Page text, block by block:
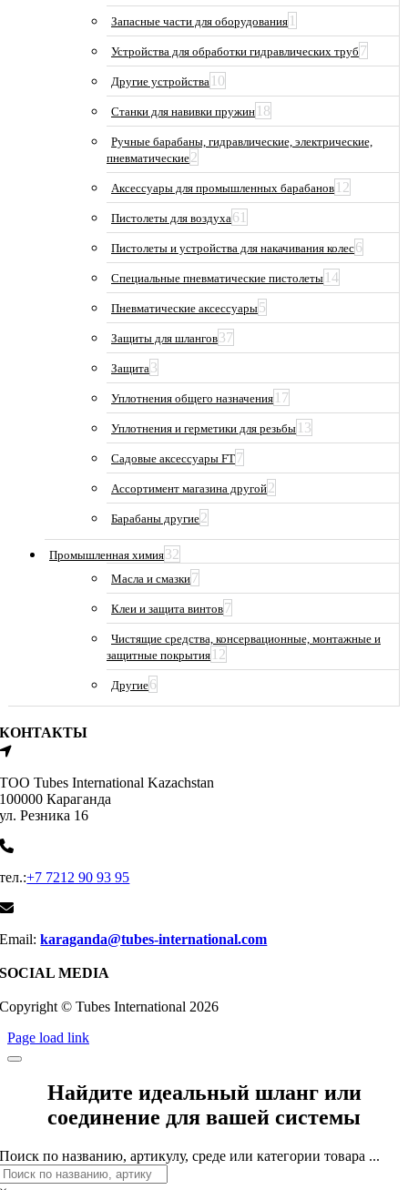
Запасные части для оборудования 1
Устройства для обработки гидравлических труб 7
Другие устройства 10
Станки для навивки пружин 18
Ручные барабаны, гидравлические, электрические,
пневматические2
Аксессуары для промышленных барабанов 12
Пистолеты для воздуха61
Пистолеты и устройства для накачивания колес6
Специальные пневматические пистолеты 14
Пневматические аксессуары5
Защиты для шлангов37
Защита3
Уплотнения общего назначения 17
Уплотнения и герметики для резьбы 13
Садовые аксессуары FT7
Ассортимент магазина другой2
Барабаны другие2
Промышленная химия32
Масла и смазки7
Клеи и защита винтов7
Чистящие средства, консервационные, монтажные и
защитные покрытия 12
Другие6
КОНТАКТЫ
ТОО Tubes International Kazachstan
100000 Караганда
ул. Резника 16
тел.:+7 7212 90 93 95
Email:karaganda@tubes-international.com
SOCIAL MEDIA
Copyright © Tubes International 2026
Page load link
Найдите идеальный шланг или
соединение для вашей системы
Поиск по названию, артикулу, среде или категории товара ...